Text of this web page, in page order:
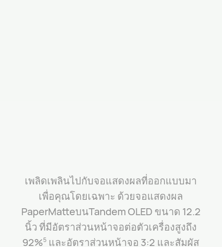
เพลิดเพลินไปกับจอแสดงผลที่ออกแบบมา
เพื่อคุณโดยเฉพาะ ด้วยจอแสดงผล
PaperMatteบนTandem OLED ขนาด 12.2
นิ้ว ที่มีอัตราส่วนหน้าจอต่อตัวเครื่องสูงถึง
92%5 และอัตราส่วนหน้าจอ 3:2 และสัมผัส